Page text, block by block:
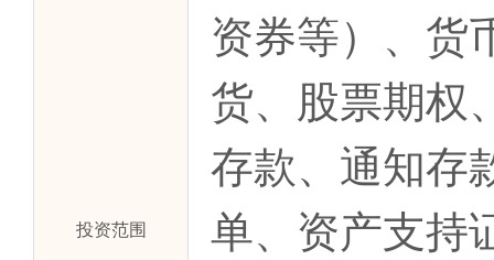
投资范围
资券等）、货
货、股票期权
存款、通知存
单、资产支持